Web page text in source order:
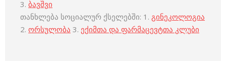
3. ბავშვი
თანხლება სოციალურ ქსელებში: 1. გინეკოლოგია
2. ორსულობა 3. ექიმთა და ფარმაცევტთა კლუბი